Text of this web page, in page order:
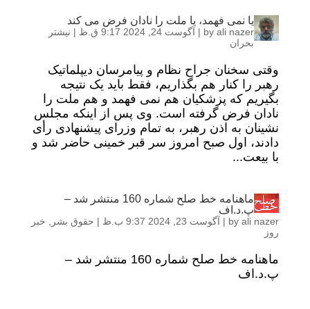
یا نمی فهمد، یا ملت را نادان فرض می کند
byali nazer
| آگوست 24, 2024 9:17 ق.ظ | نیشتر
بحران
وقتی سخنان جراح نظام و پیامرسان دیپلماتیک
رهبر را کنار هم بگذاریم، فقط باید یک نتیجه
بگیریم که پزشکیان هم نمی فهمد و هم ملت را
نادان فرض گرفته است. وی پس از اینکه مجلس
نشینان به اذن رهبر، به تمام وزرای پیشنهادی رأی
دادند، اول صبح امروز سر قبر خمینی حاضر شد و
با بیعت...
ماهنامه خط صلح شماره 160 منتشر شد –
پ.د.اف
byali nazer
| آگوست 23, 2024 9:37 ب.ظ | حقوق بشر
خبر
روز
ماهنامه خط صلح شماره 160 منتشر شد –
پ.د.اف